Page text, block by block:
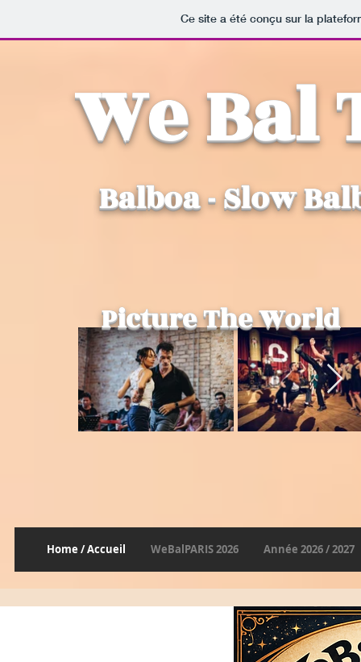
Ce site a été conçu sur la
We Bal
Balboa - Slow
Picture The World
Home / Accueil WeBalPARIS 2026 Année 2026 / 2027